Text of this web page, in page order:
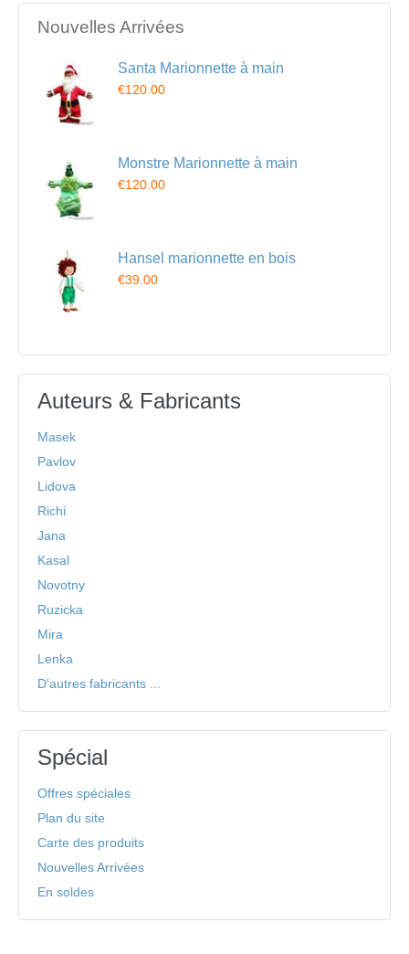
Nouvelles Arrivées
Santa Marionnette à main
€120.00
Monstre Marionnette à main
€120.00
Hansel marionnette en bois
€39.00
Auteurs & Fabricants
Masek
Pavlov
Lidova
Richi
Jana
Kasal
Novotny
Ruzicka
Mira
Lenka
D'autres fabricants ...
Spécial
Offres spéciales
Plan du site
Carte des produits
Nouvelles Arrivées
En soldes